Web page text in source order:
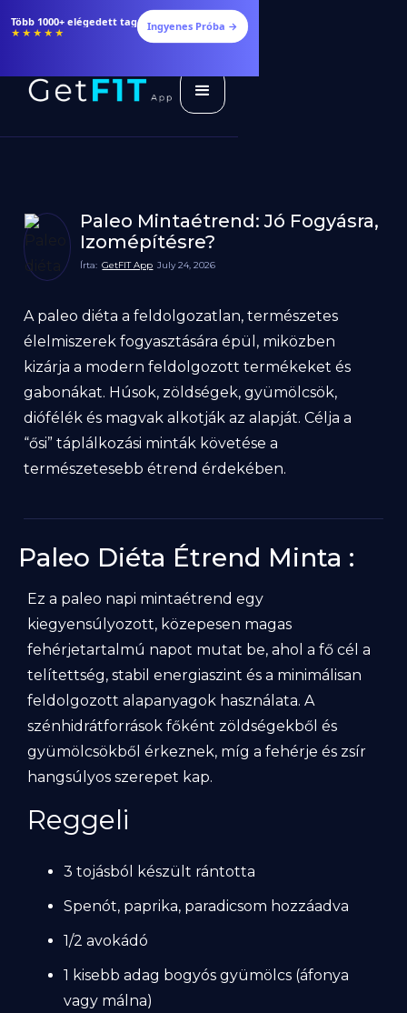
Több 1000+ elégedett tag
★★★★★ Ingyenes Próba →
Paleo Mintaétrend: Jó Fogyásra,
Izomépítésre?
Írta: GetFIT App July 24, 2026
A paleo diéta a feldolgozatlan, természetes
élelmiszerek fogyasztására épül, miközben
kizárja a modern feldolgozott termékeket és
gabonákat. Húsok, zöldségek, gyümölcsök,
diófélék és magvak alkotják az alapját. Célja a
“ősi” táplálkozási minták követése a
természetesebb étrend érdekében.
Paleo Diéta Étrend Minta :
Ez a paleo napi mintaétrend egy
kiegyensúlyozott, közepesen magas
fehérjetartalmú napot mutat be, ahol a fő cél a
telítettség, stabil energiaszint és a minimálisan
feldolgozott alapanyagok használata. A
szénhidrátforrások főként zöldségekből és
gyümölcsökből érkeznek, míg a fehérje és zsír
hangsúlyos szerepet kap.
Reggeli
3 tojásból készült rántotta
Spenót, paprika, paradicsom hozzáadva
1/2 avokádó
1 kisebb adag bogyós gyümölcs (áfonya
vagy málna)